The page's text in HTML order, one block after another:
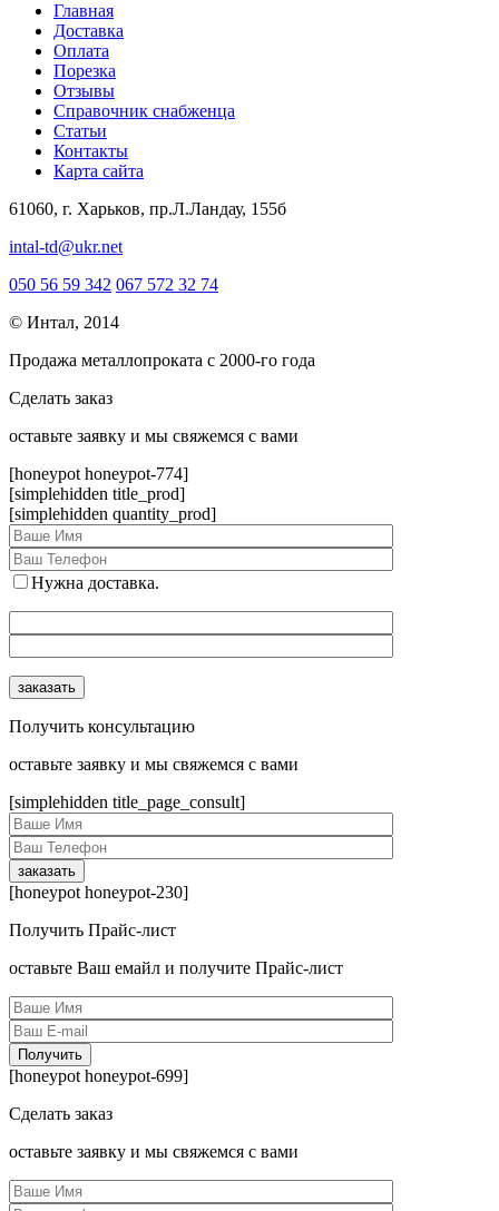
Главная
Доставка
Оплата
Порезка
Отзывы
Справочник снабженца
Статьи
Контакты
Карта сайта
61060, г. Харьков, пр.Л.Ландау, 155б
intal-td@ukr.net
050 56 59 342 067 572 32 74
© Интал, 2014
Продажа металлопроката с 2000-го года
Сделать заказ
оcтавьте заявку и мы свяжемся с вами
[honeypot honeypot-774]
[simplehidden title_prod]
[simplehidden quantity_prod]
Нужна доставка.
Получить консультацию
оcтавьте заявку и мы свяжемся с вами
[simplehidden title_page_consult]
[honeypot honeypot-230]
Получить Прайс-лист
оcтавьте Ваш емайл и получите Прайс-лист
[honeypot honeypot-699]
Сделать заказ
оcтавьте заявку и мы свяжемся с вами